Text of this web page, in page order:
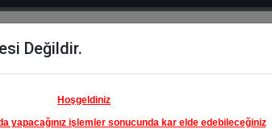
Öne
Çıkanlar
Raporlar Partnerlerimiz
Değildir.
Hoşgeldiniz
yapacağınız işlemler sonucunda kar elde edebileceğiniz